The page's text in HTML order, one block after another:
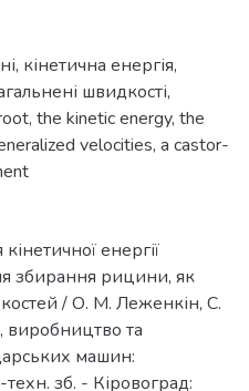
, кінетична енергія,
швидкості,
, the kinetic energy, the
velocities, a castor-
енергії
збирання рицини, як
/ О. М. Леженкін, С.
виробництво та
машин:
зб. - Кіровоград: